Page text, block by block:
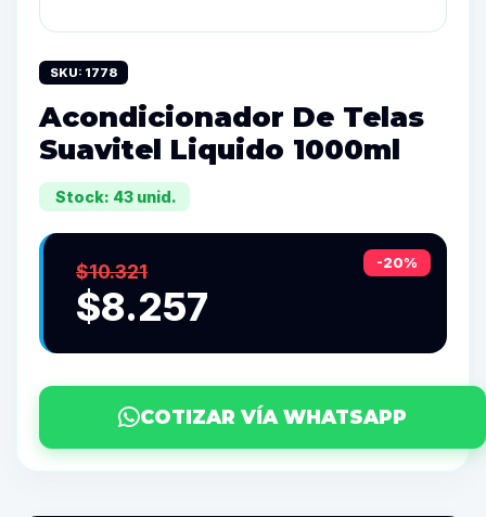
SKU: 1778
Acondicionador De Telas
Suavitel Liquido 1000ml
Stock: 43 unid.
-20%
$10.321
$8.257
COTIZAR VÍA WHATSAPP